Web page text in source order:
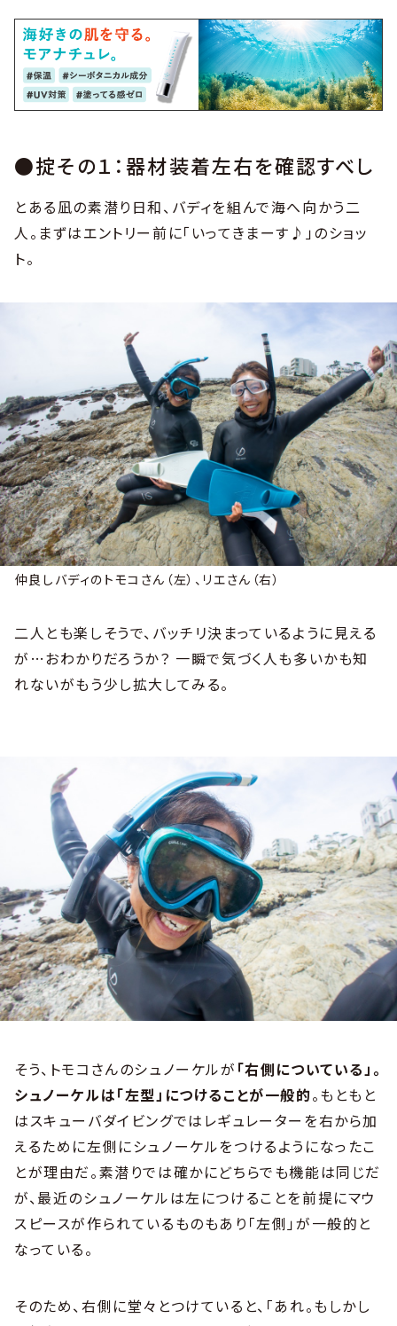
●掟その１：器材装着左右を確認すべし
とある凪の素潜り日和、バディを組んで海へ向かう二
人。まずはエントリー前に「いってきまーす♪」のショッ
ト。
仲良しバディのトモコさん（左）、リエさん（右）
二人とも楽しそうで、バッチリ決まっているように見える
が…おわかりだろうか？ 一瞬で気づく人も多いかも知
れないがもう少し拡大してみる。
そう、トモコさんのシュノーケルが 「右側についている」。
シュノーケルは「左型」につけることが一般的。もともと
はスキューバダイビングではレギュレーターを右から加
えるために左側にシュノーケルをつけるようになったこ
とが理由だ。素潜りでは確かにどちらでも機能は同じだ
が、最近のシュノーケルは左につけることを前提にマウ
スピースが作られているものもあり「左側」が一般的と
なっている。
そのため、右側に堂々とつけていると、「あれ。もしかし